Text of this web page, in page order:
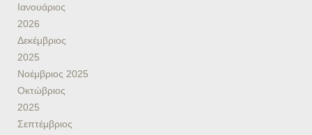
Ιανουάριος
2026
Δεκέμβριος
2025
Νοέμβριος 2025
Οκτώβριος
2025
Σεπτέμβριος